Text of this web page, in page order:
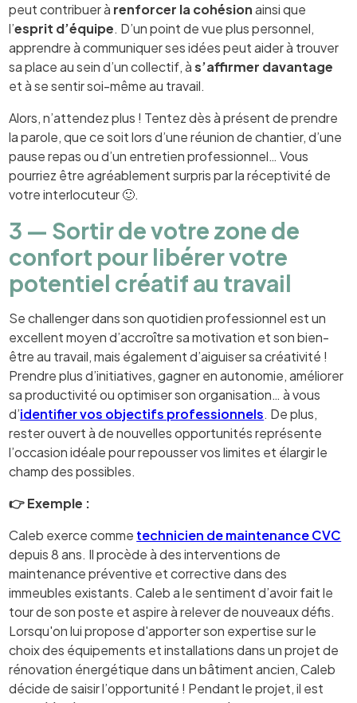
peut contribuer à renforcer la cohésionainsi que
l’esprit d’équipe. D’un point de vue plus personnel,
apprendre à communiquer ses idées peut aider à trouver
sa place au sein d’un collectif, às’affirmer davantage
et à se sentir soi-même au travail.
Alors, n’attendez plus ! Tentez dès à présent de prendre
la parole, que ce soit lors d’une réunion de chantier, d’une
pause repas ou d’un entretien professionnel… Vous
pourriez être agréablement surpris par la réceptivité de
votre interlocuteur 🙂.
3 — Sortir de votre zone de
confort pour libérer votre
potentiel créatif au travail
Se challenger dans son quotidien professionnel est un
excellent moyen d’accroître sa motivation et son bien-
être au travail, mais également d’aiguiser sa créativité !
Prendre plus d’initiatives, gagner en autonomie, améliorer
sa productivité ou optimiser son organisation… à vous
d’identifier vos objectifs professionnels. De plus,
rester ouvert à de nouvelles opportunités représente
l’occasion idéale pour repousser vos limites et élargir le
champ des possibles.
👉 Exemple :
Caleb exerce comme technicien de maintenance CVC
depuis 8 ans. Il procède à des interventions de
maintenance préventive et corrective dans des
immeubles existants. Caleb a le sentiment d’avoir fait le
tour de son poste et aspire à relever de nouveaux défis.
Lorsqu'on lui propose d'apporter son expertise sur le
choix des équipements et installations dans un projet de
rénovation énergétique dans un bâtiment ancien, Caleb
décide de saisir l’opportunité ! Pendant le projet, il est